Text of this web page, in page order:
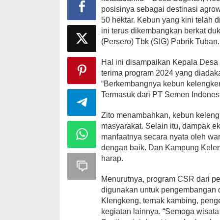
posisinya sebagai destinasi
50 hektar. Kebun yang kini telah
ini terus dikembangkan berkat
(Persero) Tbk (SIG) Pabrik Tuban.
​Hal ini disampaikan Kepala
terima program 2024 yang
“Berkembangnya kebun
Termasuk dari PT Semen
​Zito menambahkan, kebun
masyarakat. Selain itu, dampak
manfaatnya secara nyata oleh
dengan baik. Dan Kampung
harap.
​Menurutnya, program CSR dari
digunakan untuk pengembangan
Klengkeng, ternak kambing,
kegiatan lainnya. “Semoga